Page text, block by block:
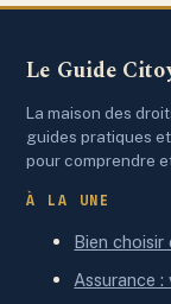
astuces pour
Le Guide
La maison des
guides pratiques
pour comprendre
À LA UNE
Bien
Assurance